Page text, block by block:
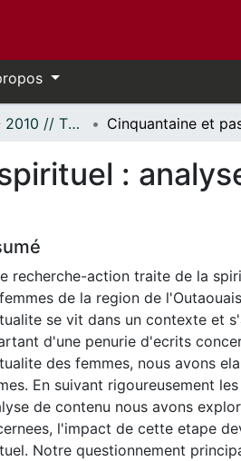
Thèses, 1910 - 2010 // Theses, 1910 - 2010
:
recherche-action traite de la
de la region de
se vit dans un contexte et
d'une penurie d'ecrits
des femmes, nous avons
En suivant rigoureusement
de contenu nous avons
l'impact de cette etape
Notre questionnement